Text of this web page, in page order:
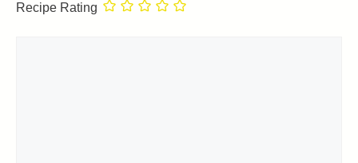
Recipe Rating